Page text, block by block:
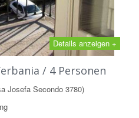
Details anzeigen +
/ 4 Personen
Josefa Secondo 3780)